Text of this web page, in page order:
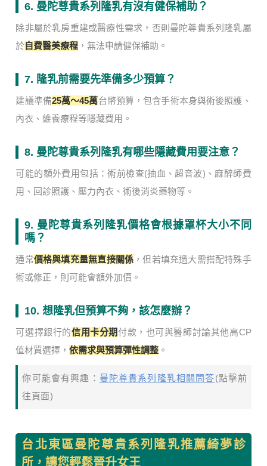
6. 曼陀尊貴系列隆乳有沒有健保補助？
除非屬於乳房重建或醫療性需求，否則曼陀尊貴系列隆乳屬
於 自費醫美療程 ，無法申請健保補助。
7. 隆乳前需要先準備多少預算？
建議準備25萬～45萬台幣預算，包含手術本身與術後照護、
內衣、維養療程等隱藏費用。
8. 曼陀尊貴系列隆乳有哪些隱藏費用要注意？
可能的額外費用包括：術前檢查(抽血、超音波)、麻醉師費
用、回診照護、壓力內衣、術後消炎藥物等。
9. 曼陀尊貴系列隆乳價格會根據罩杯大小不同
嗎？
通常價格與填充量無直接關係 ，但若填充過大需搭配特殊手
術或修正，則可能會額外加價。
10. 想隆乳但預算不夠，該怎麼辦？
可選擇銀行的信用卡分期 付款，也可與醫師討論其他高CP
值材質選擇，依需求與預算彈性調整 。
你可能會有興趣： 曼陀尊貴系列隆乳相關問答(點擊前
往頁面)
台北東區曼陀尊貴系列隆乳推薦綺夢診
所，讓您輕鬆晉升女王